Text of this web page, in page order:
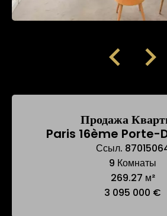
Продажа
Paris 16ème Porte-
Ссыл.
9 Комнаты
269.27 м²
3 095 000 €